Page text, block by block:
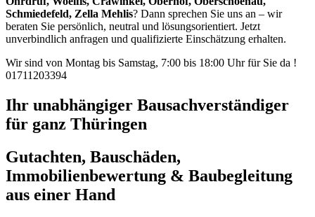
Schmiedefeld, Zella Mehlis? Dann sprechen Sie uns an – wir
beraten Sie persönlich, neutral und lösungsorientiert. Jetzt
unverbindlich anfragen und qualifizierte Einschätzung erhalten.
Wir sind von Montag bis Samstag, 7:00 bis 18:00 Uhr für Sie da !
01711203394
Ihr unabhängiger Bausachverständiger
für ganz Thüringen
Gutachten, Bauschäden,
Immobilienbewertung & Baubegleitung
aus einer Hand